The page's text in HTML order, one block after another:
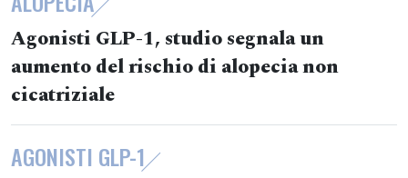
Agonisti GLP-1, studio segnala un
aumento del rischio di alopecia non
cicatriziale
AGONISTI GLP-1